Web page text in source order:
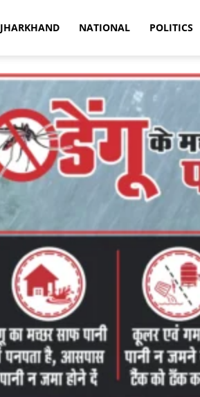
JHARKHAND NATIONAL POLITICS